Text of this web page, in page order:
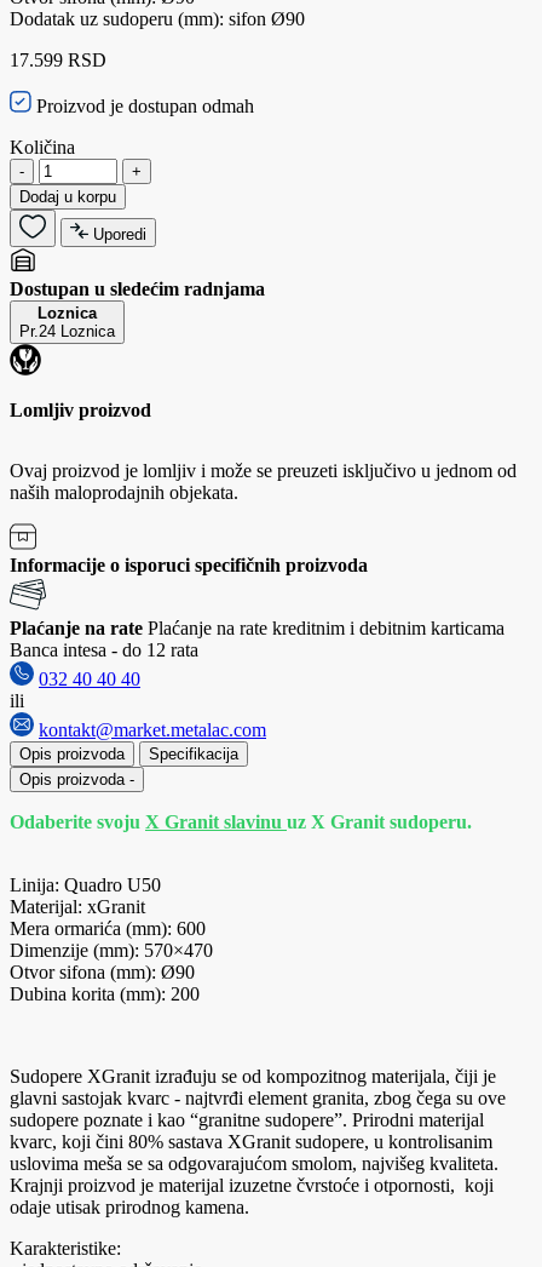
Dodatak uz sudoperu (mm): sifon Ø90
17.599 RSD
Proizvod je dostupan odmah
Količina
-
+
Dodaj u korpu
Uporedi
Dostupan u sledećim radnjama
Loznica
Pr.24 Loznica
Lomljiv proizvod
Ovaj proizvod je lomljiv i može se preuzeti isključivo u jednom od
naših maloprodajnih objekata.
Informacije o isporuci specifičnih proizvoda
Plaćanje na rate Plaćanje na rate kreditnim i debitnim karticama
Banca intesa - do 12 rata
032 40 40 40
ili
kontakt@market.metalac.com
Opis proizvoda
Specifikacija
Opis proizvoda -
Odaberite svoju X Granit slavinu uz X Granit sudoperu.
Linija: Quadro U50
Materijal: xGranit
Mera ormarića (mm): 600
Dimenzije (mm): 570×470
Otvor sifona (mm): Ø90
Dubina korita (mm): 200
Sudopere XGranit izrađuju se od kompozitnog materijala, čiji je
glavni sastojak kvarc - najtvrđi element granita, zbog čega su ove
sudopere poznate i kao “granitne sudopere”. Prirodni materijal
kvarc, koji čini 80% sastava XGranit sudopere, u kontrolisanim
uslovima meša se sa odgovarajućom smolom, najvišeg kvaliteta.
Krajnji proizvod je materijal izuzetne čvrstoće i otpornosti, koji
odaje utisak prirodnog kamena.
Karakteristike: